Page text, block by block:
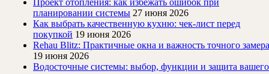
Проект отопления: как избежать ошибок при
планировании системы 27 июня 2026
Как выбрать качественную кухню: чек-лист перед
покупкой 19 июня 2026
Rehau Blitz: Практичные окна и важность точного замера
19 июня 2026
Водосточные системы: выбор, функции и защита вашего